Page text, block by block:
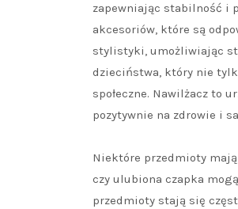
zapewniając stabilność i
akcesoriów, które są
stylistyki, umożliwiając
dzieciństwa, który nie
społeczne. Nawilżacz to
pozytywnie na zdrowie i
Niektóre przedmioty
czy ulubiona czapka
przedmioty stają się